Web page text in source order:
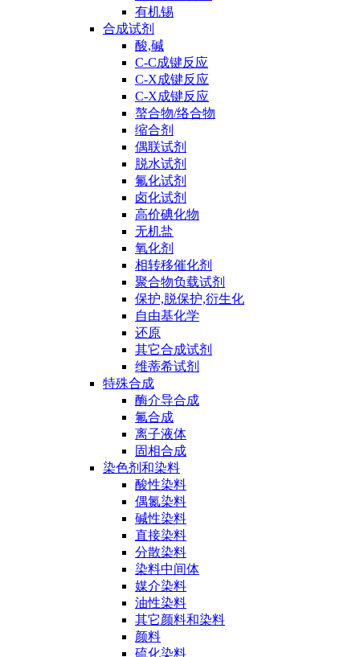
有机锡
合成试剂
酸,碱
C-C成键反应
C-X成键反应
C-X成键反应
螯合物/络合物
缩合剂
偶联试剂
脱水试剂
氟化试剂
卤化试剂
高价碘化物
无机盐
氧化剂
相转移催化剂
聚合物负载试剂
保护,脱保护,衍生化
自由基化学
还原
其它合成试剂
维蒂希试剂
特殊合成
酶介导合成
氟合成
离子液体
固相合成
染色剂和染料
酸性染料
偶氮染料
碱性染料
直接染料
分散染料
染料中间体
媒介染料
油性染料
其它颜料和染料
颜料
硫化染料